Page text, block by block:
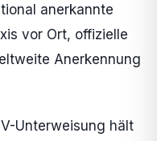
anerkannte
vor Ort, offizielle
Anerkennung
Unterweisung hält